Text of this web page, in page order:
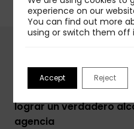
Unirse a una
lograr un verdadero
agencia
experience on our
You can find out more
using or switch them
Accept Reject